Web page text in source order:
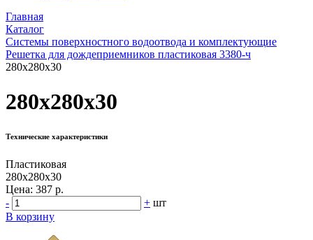
Главная
Каталог
Системы поверхностного водоотвода и комплектующие
Решетка для дождеприемников пластиковая 3380-ч
280x280x30
280x280x30
Технические характеристики
Пластиковая
280x280x30
Цена: 387 р.
-
+ шт
В корзину